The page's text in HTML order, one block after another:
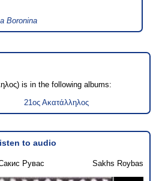
Boronina
is in the following albums:
21ος Ακατάλληλος
to audio
Рувас Sakhs Roybas